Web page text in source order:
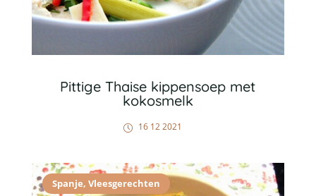
Pittige Thaise kippensoep met
kokosmelk
16 12 2021
Spanje, Vleesgerechten